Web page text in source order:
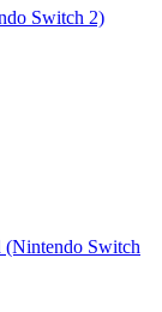
Switch 2)
(Nintendo Switch